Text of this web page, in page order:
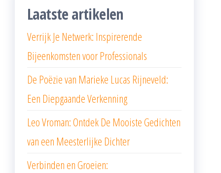
Laatste artikelen
Verrijk Je Netwerk: Inspirerende
Bijeenkomsten voor Professionals
De Poëzie van Marieke Lucas Rijneveld:
Een Diepgaande Verkenning
Leo Vroman: Ontdek De Mooiste Gedichten
van een Meesterlijke Dichter
Verbinden en Groeien: